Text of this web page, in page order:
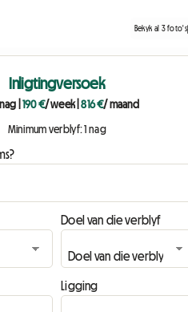
Bekyk al 3 foto's
Inligtingversoek
|190 €/ week|816 €/ maand
Minimum verblyf: 1 nag
Doel van die verblyf
Ligging